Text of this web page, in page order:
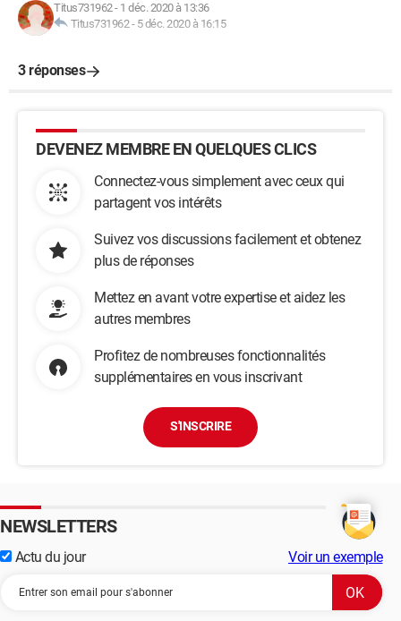
Titus731962- 1 déc. 2020 à 13:36
Titus731962- 5 déc. 2020 à 16:15
3 réponses
DEVENEZ MEMBRE EN QUELQUES CLICS
Connectez-vous simplement avec ceux qui
partagent vos intérêts
Suivez vos discussions facilement et obtenez
plus de réponses
Mettez en avant votre expertise et aidez les
autres membres
Profitez de nombreuses fonctionnalités
supplémentaires en vous inscrivant
S'INSCRIRE
NEWSLETTERS
Actu du jour Voir un exemple